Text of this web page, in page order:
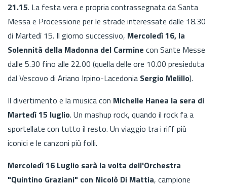
21.15. La festa vera e propria contrassegnata da Santa
Messa e Processione per le strade interessate dalle 18.30
di Martedì 15. Il giorno successivo, Mercoledì 16, la
Solennità della Madonna del Carmine con Sante Messe
dalle 5.30 fino alle 22.00 (quella delle ore 10.00 presieduta
dal Vescovo di Ariano Irpino-Lacedonia Sergio Melillo).
Il divertimento e la musica con Michelle Hanea la sera di
Martedì 15 luglio. Un mashup rock, quando il rock fa a
sportellate con tutto il resto. Un viaggio tra i riff più
iconici e le canzoni più folli.
Mercoledì 16 Luglio sarà la volta dell'Orchestra
"Quintino Graziani" con Nicolò Di Mattia, campione